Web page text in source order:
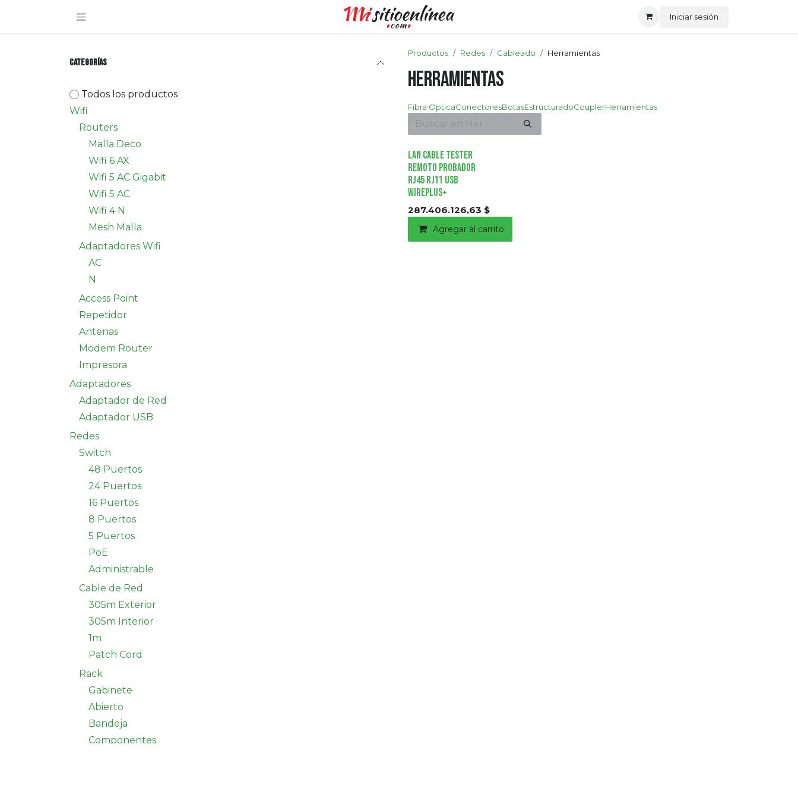
Iniciar sesión
Categorías
Todos los productos
Wifi
Routers
Malla Deco
Wifi 6 AX
Wifi 5 AC Gigabit
Wifi 5 AC
Wifi 4 N
Mesh Malla
Adaptadores Wifi
AC
N
Access Point
Repetidor
Antenas
Modem Router
Impresora
Adaptadores
Adaptador de Red
Adaptador USB
Redes
Switch
48 Puertos
24 Puertos
16 Puertos
8 Puertos
5 Puertos
PoE
Administrable
Cable de Red
305m Exterior
305m Interior
1m
Patch Cord
Rack
Gabinete
Abierto
Bandeja
Componentes
Productos Redes Cableado Herramientas
Herramientas
Fibra OpticaConectoresBotasEstructuradoCouplerHerramientas
Lan Cable Tester
Remoto Probador
Rj45 Rj11 Usb
WIREPLUS+
287.406.126,63 $
Agregar al carrito